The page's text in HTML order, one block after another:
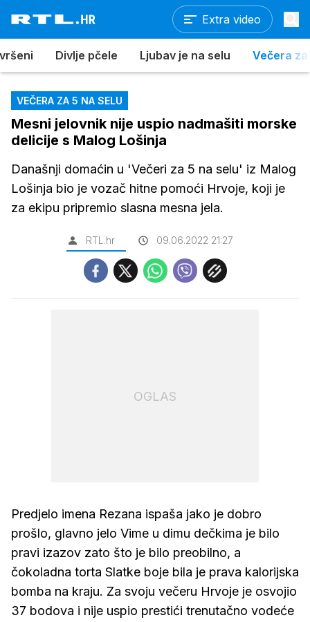
Extra video
Divlje pčele Ljubav je na selu Večera za
VEČERA ZA 5 NA SELU
Mesni jelovnik nije uspio nadmašiti morske
delicije s Malog Lošinja
Današnji domaćin u 'Večeri za 5 na selu' iz Malog
Lošinja bio je vozač hitne pomoći Hrvoje, koji je
za ekipu pripremio slasna mesna jela.
RTL.hr 09.06.2022 21:27
OGLAS
Predjelo imena Rezana ispaša jako je dobro
prošlo, glavno jelo Vime u dimu dečkima je bilo
pravi izazov zato što je bilo preobilno, a
čokoladna torta Slatke boje bila je prava kalorijska
bomba na kraju. Za svoju večeru Hrvoje je osvojio
37 bodova i nije uspio prestići trenutačno vodeće